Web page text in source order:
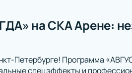
на СКА Арене:
Петербурге! Программа
спецэффекты и